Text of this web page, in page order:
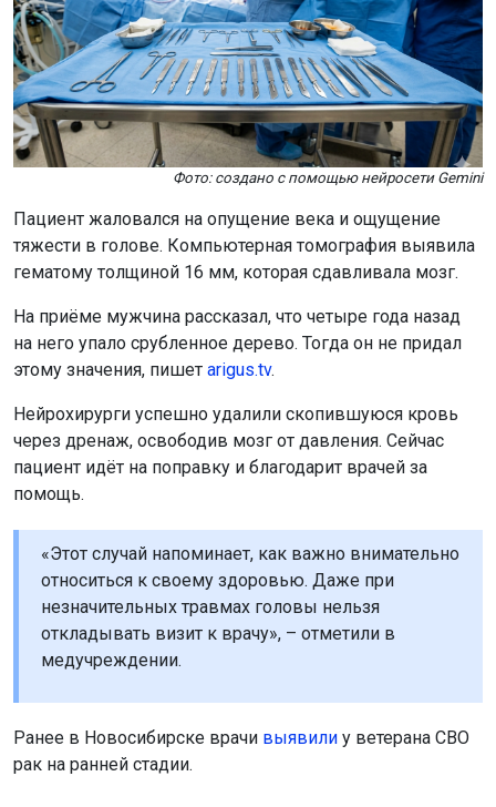
Фото: создано с помощью нейросети Gemini
Пациент жаловался на опущение века и ощущение
тяжести в голове. Компьютерная томография выявила
гематому толщиной 16 мм, которая сдавливала мозг.
На приёме мужчина рассказал, что четыре года назад
на него упало срубленное дерево. Тогда он не придал
этому значения, пишет arigus.tv.
Нейрохирурги успешно удалили скопившуюся кровь
через дренаж, освободив мозг от давления. Сейчас
пациент идёт на поправку и благодарит врачей за
помощь.
«Этот случай напоминает, как важно внимательно
относиться к своему здоровью. Даже при
незначительных травмах головы нельзя
откладывать визит к врачу», – отметили в
медучреждении.
Ранее в Новосибирске врачи выявили у ветерана СВО
рак на ранней стадии.